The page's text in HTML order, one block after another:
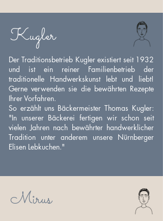
Kugler
Der Traditionsbetrieb Kugler existiert seit 1932
und ist ein reiner Familienbetrieb der
traditionelle Handwerkskunst lebt und liebt!
Gerne verwenden sie die bewährten Rezepte
Ihrer Vorfahren.
So erzählt uns Bäckermeister Thomas Kugler:
"In unserer Bäckerei fertigen wir schon seit
vielen Jahren nach bewährter handwerklicher
Tradition unter anderem unsere Nürnberger
Elisen Lebkuchen."
Mirus